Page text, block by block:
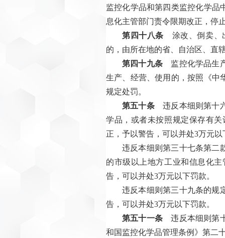
监控化学品和第四类监控化学品
息化主管部门责令限期改正，停
第四十八条 涂改、倒卖、
的，由所在地的省、自治区、直
第四十九条 监控化学品生
生产、经营、使用的，按照《中
规定处罚。
第五十条违反本细则第十六
学品，或者未按照规定保存有
正，予以警告，可以并处3万元以
违反本细则第三十七条第二
的市级以上地方工业和信息化
告，可以并处3万元以下罚款。
违反本细则第三十九条的规
告，可以并处3万元以下罚款。
第五十一条 违反本细则第
和国监控化学品管理条例》第二